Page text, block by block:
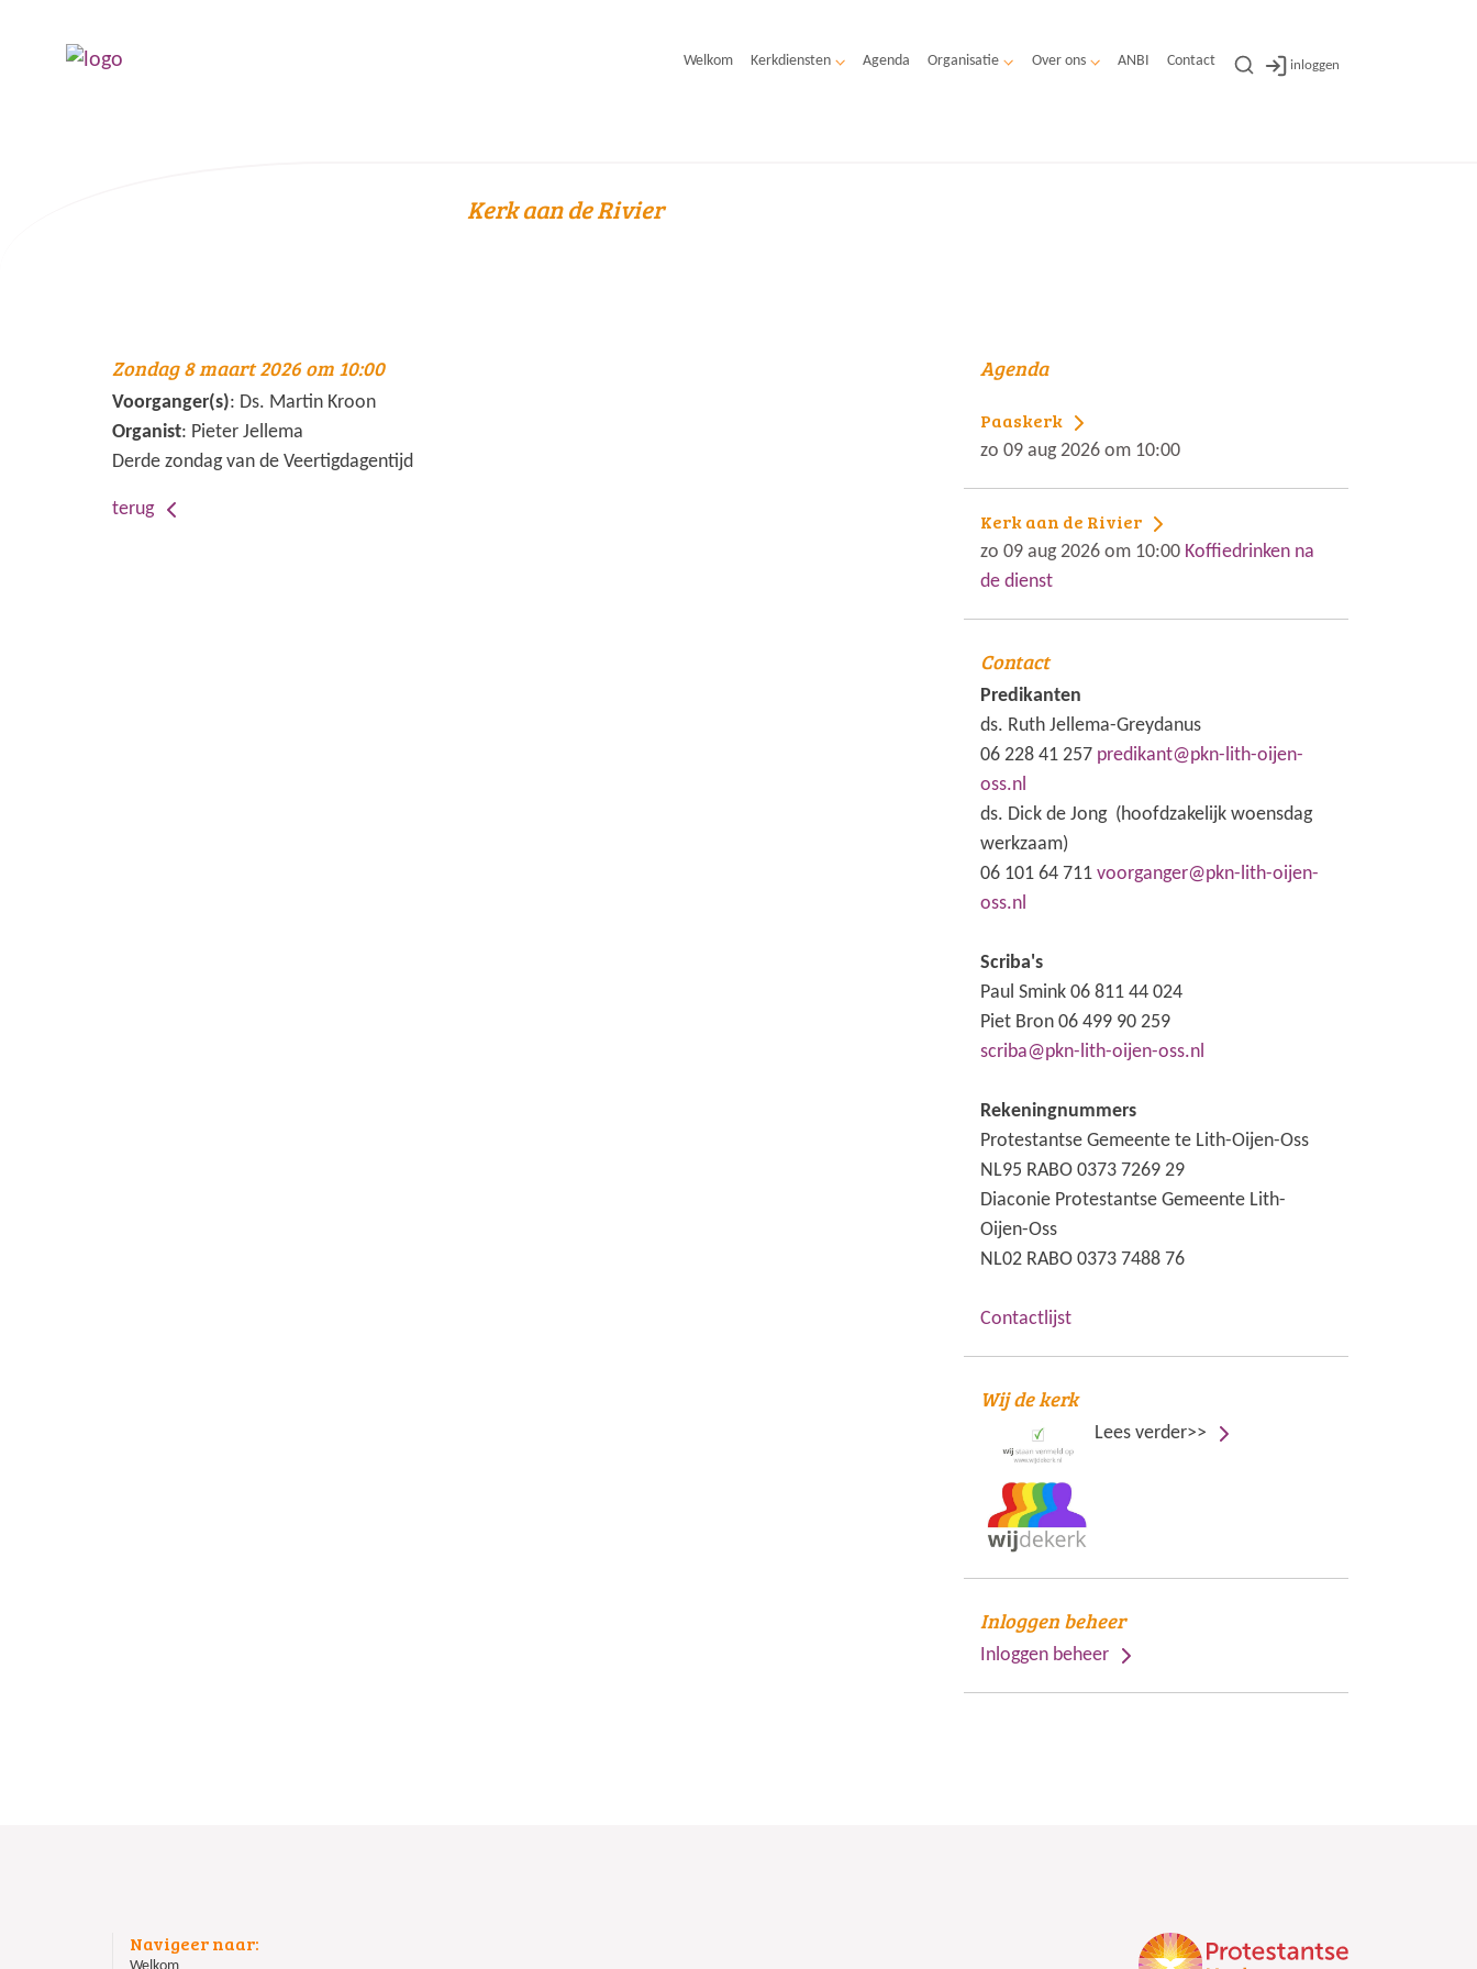
Welkom Kerkdiensten Agenda Organisatie Over ons ANBI Contact inloggen
Kerk aan de Rivier
Zondag 8 maart 2026 om 10:00
Voorganger(s): Ds. Martin Kroon
Organist: Pieter Jellema
Derde zondag van de Veertigdagentijd
terug
Agenda
Paaskerk
zo 09 aug 2026 om 10:00
Kerk aan de Rivier
zo 09 aug 2026 om 10:00 Koffiedrinken na
de dienst
Contact
Predikanten
ds. Ruth Jellema-Greydanus
06 228 41 257 predikant@pkn-lith-oijen-
oss.nl
ds. Dick de Jong (hoofdzakelijk woensdag
werkzaam)
06 101 64 711 voorganger@pkn-lith-oijen-
oss.nl
Scriba's
Paul Smink 06 811 44 024
Piet Bron 06 499 90 259
scriba@pkn-lith-oijen-oss.nl
Rekeningnummers
Protestantse Gemeente te Lith-Oijen-Oss
NL95 RABO 0373 7269 29
Diaconie Protestantse Gemeente Lith-
Oijen-Oss
NL02 RABO 0373 7488 76
Contactlijst
Wij de kerk
Lees verder>>
Inloggen beheer
Inloggen beheer
Navigeer naar: